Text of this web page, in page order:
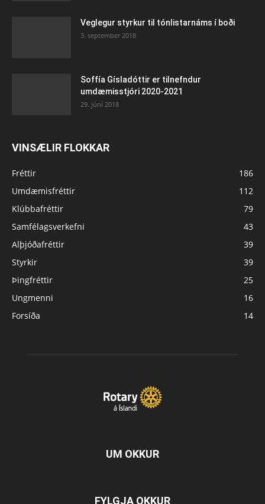
Veglegur styrkur til tónlistarnáms í boði
3. september 2018
Soffía Gísladóttir er tilnefndur
umdæmisstjóri 2020-2021
29. júní 2018
VINSÆLIR FLOKKAR
Fréttir
186
Umdæmisfréttir
112
Klúbbafréttir
79
Samfélagsverkefni
43
Alþjóðafréttir
39
Styrkir
39
Þingfréttir
25
Ungmenni
16
Forsíða
14
UM OKKUR
FYLGJA OKKUR